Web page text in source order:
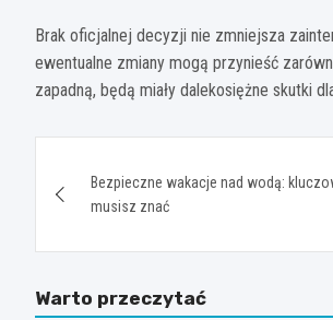
Brak oficjalnej decyzji nie zmniejsza
ewentualne zmiany mogą przynieść
zapadną, będą miały dalekosiężne skutki
wpisuBezpieczne wakacje nad wodą:
musisz znać
Warto przeczytać